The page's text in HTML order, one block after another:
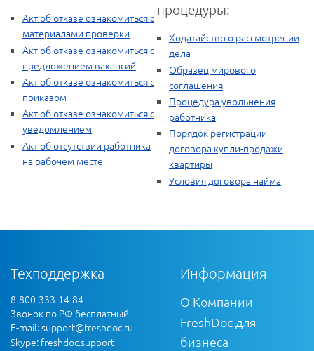
Акт об отказе ознакомиться с
материалами проверки
Акт об отказе ознакомиться с
предложением вакансий
Акт об отказе ознакомиться с
приказом
Акт об отказе ознакомиться с
уведомлением
Акт об отсутствии работника
на рабочем месте
процедуры:
Ходатайство о рассмотрении
дела
Образец мирового
соглашения
Процедура увольнения
работника
Порядок регистрации
договора купли-продажи
квартиры
Условия договора найма
Техподдержка
8-800-333-14-84
Звонок по РФ бесплатный
E-mail:support@freshdoc.ru
Skype: freshdoc.support
Информация
О Компании
FreshDoc для
бизнеса